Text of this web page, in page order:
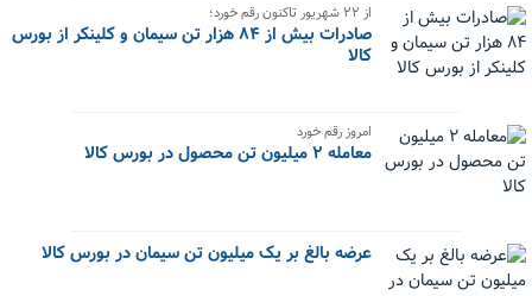
از ۲۲ شهریور تاکنون رقم خورد؛
صادرات بیش از ۸۴ هزار تن سیمان و کلینکر از بورس
کالا
امروز رقم خورد
معامله ۲ میلیون تن محصول در بورس کالا
عرضه بالغ بر یک میلیون تن سیمان در بورس کالا